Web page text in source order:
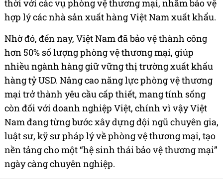
thời với các vụ phòng vệ thương mại, nhằm bảo vệ
hợp lý các nhà sản xuất hàng Việt Nam xuất khẩu.
Nhờ đó, đến nay, Việt Nam đã bảo vệ thành công
hơn 50% số lượng phòng vệ thương mại, giúp
nhiều ngành hàng giữ vững thị trường xuất khẩu
hàng tỷ USD. Nâng cao năng lực phòng vệ thương
mại trở thành yêu cầu cấp thiết, mang tính sống
còn đối với doanh nghiệp Việt, chính vì vậy Việt
Nam đang từng bước xây dựng đội ngũ chuyên gia,
luật sư, kỹ sư pháp lý về phòng vệ thương mại, tạo
nền tảng cho một “hệ sinh thái bảo vệ thương mại”
ngày càng chuyên nghiệp.